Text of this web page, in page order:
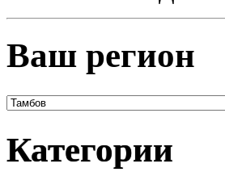
Ваш регион
Категории